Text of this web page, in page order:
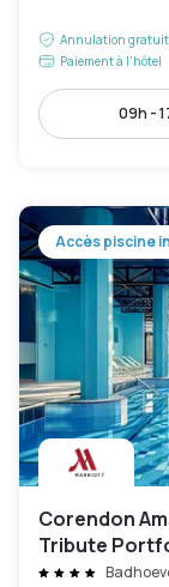
Annulation
Paiement à l'hôtel
09h -
Accès piscine
Corendon
Tribute